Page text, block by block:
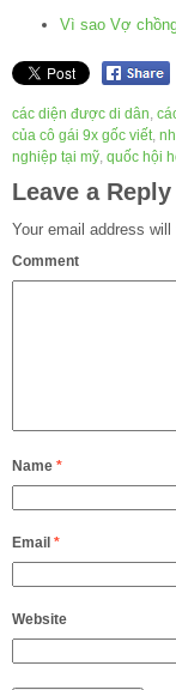
Vì sao Vợ
các diện được di dân,
của cô gái 9x gốc viết,
nghiệp tại mỹ, quốc hội
Leave a Reply
Your email address
Comment
Name *
Email *
Website